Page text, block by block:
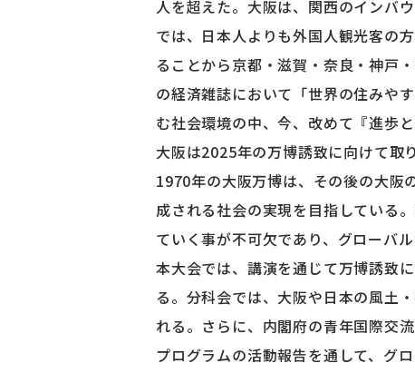
人を超えた。大阪は、関西のインバ
では、日本人よりも外国人観光客の
ることから京都・滋賀・奈良・神戸
の経済雑誌において「世界の住みや
む社会環境の中、今、改めて『進歩
大阪は2025年の万博誘致に向けて取
1970年の大阪万博は、その後の大阪
成される社会の実現を目指している
ていく事が不可欠であり、グローバ
本大会では、講演を通じて万博誘致
る。分科会では、大阪や日本の風土
れる。さらに、内閣府の青年国際交
プログラムの活動報告を通して、グ